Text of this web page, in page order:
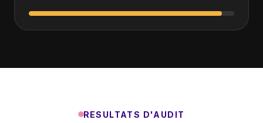
RESULTATS D'AUDIT